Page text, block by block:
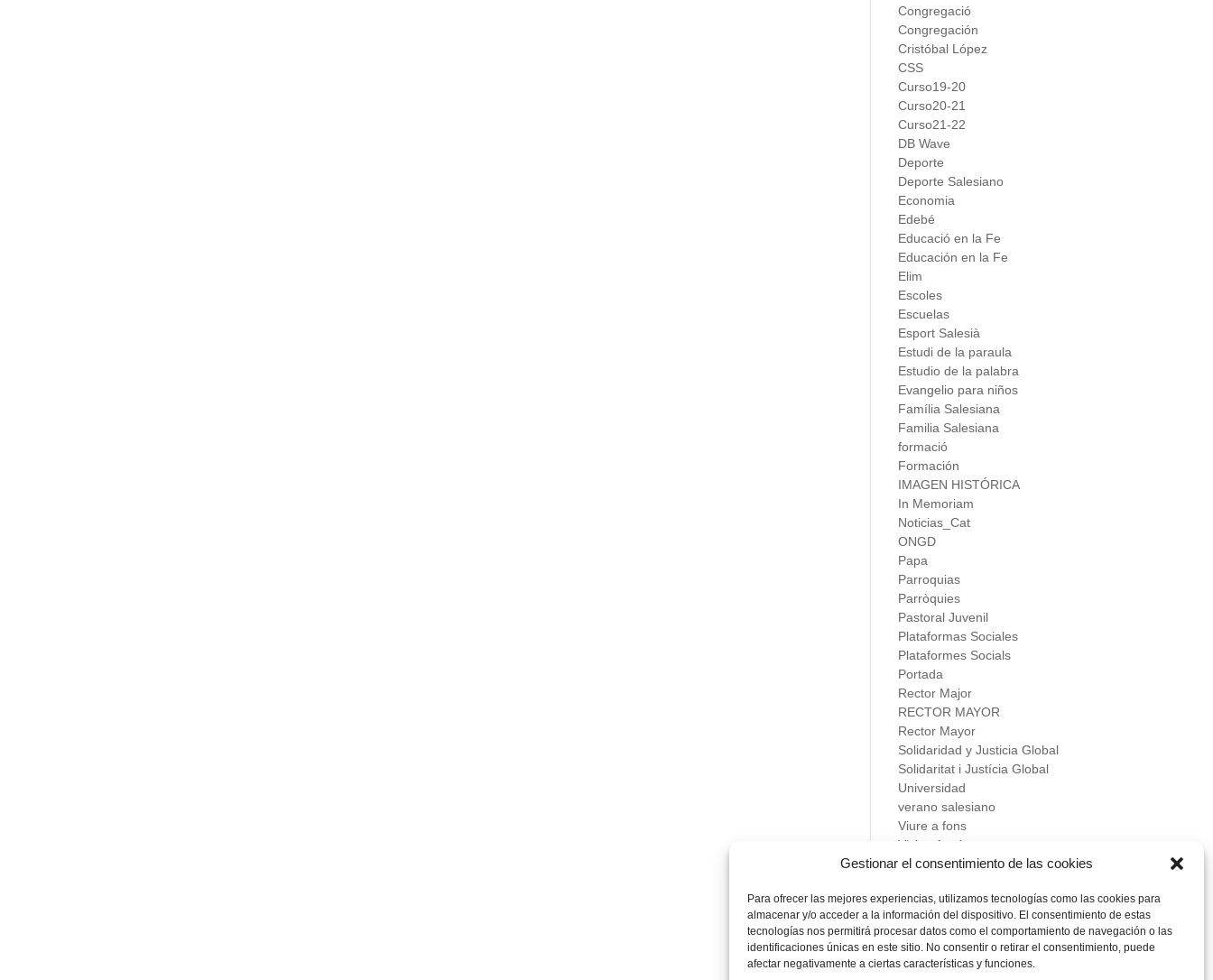
Gestionar el consentimiento de las cookies
Para ofrecer las mejores experiencias, utilizamos tecnologías como las cookies para
almacenar y/o acceder a la información del dispositivo. El consentimiento de estas
tecnologías nos permitirá procesar datos como el comportamiento de navegación o las
identificaciones únicas en este sitio. No consentir o retirar el consentimiento, puede
afectar negativamente a ciertas características y funciones.
Congregació
Congregación
Cristóbal López
CSS
Curso19-20
Curso20-21
Curso21-22
DB Wave
Deporte
Deporte Salesiano
Economia
Edebé
Educació en la Fe
Educación en la Fe
Elim
Escoles
Escuelas
Esport Salesià
Estudi de la paraula
Estudio de la palabra
Evangelio para niños
Família Salesiana
Familia Salesiana
formació
Formación
IMAGEN HISTÓRICA
In Memoriam
Noticias_Cat
ONGD
Papa
Parroquias
Parròquies
Pastoral Juvenil
Plataformas Sociales
Plataformes Socials
Portada
Rector Major
RECTOR MAYOR
Rector Mayor
Solidaridad y Justicia Global
Solidaritat i Justícia Global
Universidad
verano salesiano
Viure a fons
Vivir a fondo
Vocacional
Meta
Acceder
Feed de entradas
Feed de comentarios